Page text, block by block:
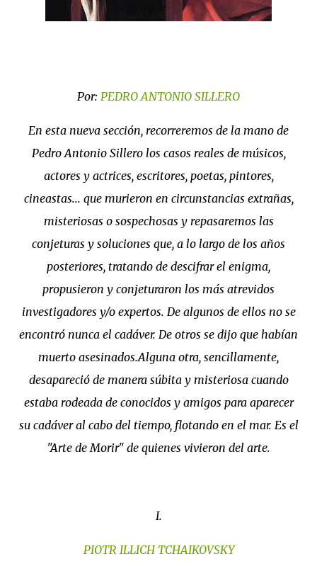
Por: PEDRO ANTONIO SILLERO
En esta nueva sección, recorreremos de la mano de
Pedro Antonio Sillero los casos reales de músicos,
actores y actrices, escritores, poetas, pintores,
cineastas... que murieron en circunstancias extrañas,
misteriosas o sospechosas y repasaremos las
conjeturas y soluciones que, a lo largo de los años
posteriores, tratando de descifrar el enigma,
propusieron y conjeturaron los más atrevidos
investigadores y/o expertos. De algunos de ellos no se
encontró nunca el cadáver. De otros se dijo que habían
muerto asesinados.Alguna otra, sencillamente,
desapareció de manera súbita y misteriosa cuando
estaba rodeada de conocidos y amigos para aparecer
su cadáver al cabo del tiempo, flotando en el mar. Es el
"Arte de Morir" de quienes vivieron del arte.
I.
PIOTR ILLICH TCHAIKOVSKY